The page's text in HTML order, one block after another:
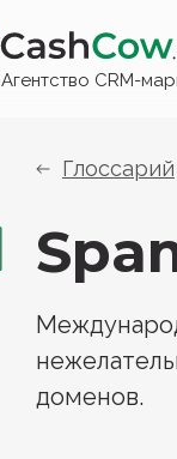
Агентство CRM-
доменов.
Глоссарий